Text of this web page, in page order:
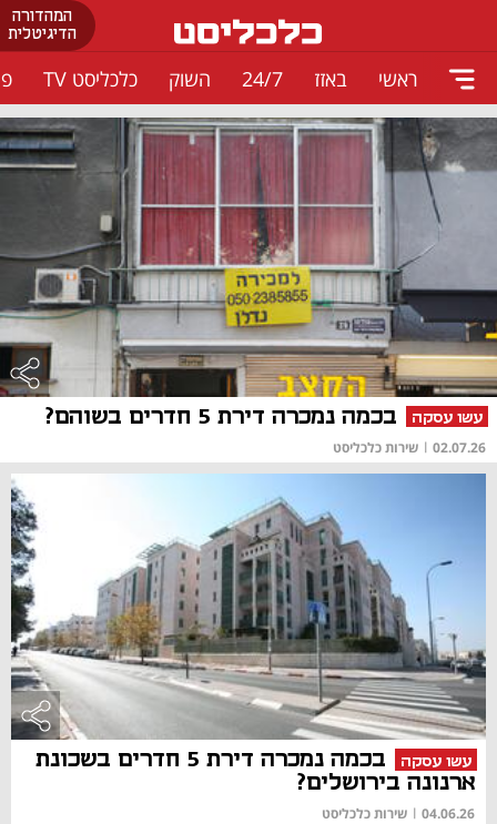
המהדורה
הדיגיטלית
ראשי באזז 24/7 השוק כלכליסט TV
עשו עסקה בכמה נמכרה דירת 5 חדרים בשוהם?
02.07.26
| שירות כלכליסט
עשו עסקה
בכמה נמכרה דירת 5 חדרים בשכונת
ארנונה בירושלים?
04.06.26
| שירות כלכליסט